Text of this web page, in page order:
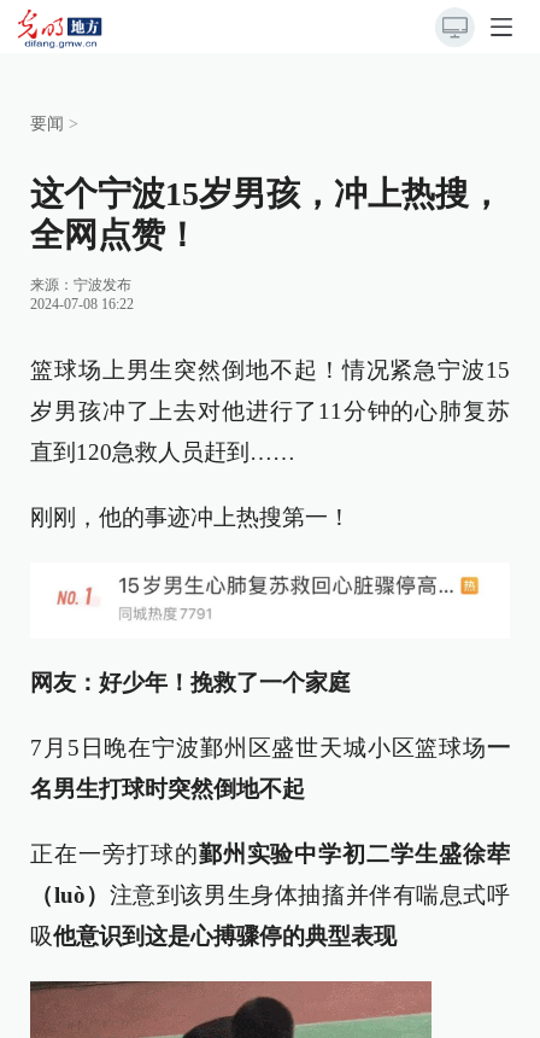
要闻 >
这个宁波15岁男孩，冲上热搜，
全网点赞！
来源： 宁波发布
2024-07-08 16:22
篮球场上男生突然倒地不起！情况紧急宁波15
岁男孩冲了上去对他进行了11分钟的心肺复苏
直到120急救人员赶到……
刚刚，他的事迹冲上热搜第一！
网友：好少年！ 挽救了一个家庭
7月5日晚在宁波鄞州区盛世天城小区篮球场一
名男生打球时突然倒地不起
正在一旁打球的鄞州实验中学初二学生盛徐荦
（luò） 注意到该男生身体抽搐并伴有喘息式呼
吸他意识到这是心搏骤停的典型表现